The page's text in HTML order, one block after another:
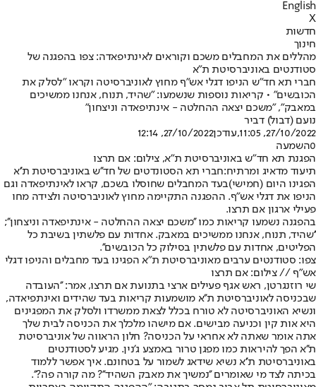
English
X
חדשות
חינוך
מהללים את המחבלים משכם וקוראים לאינתיפאדה: צפו בהפגנה של
סטודנטים באוניברסיטת ת"א
חברי תא חד"ש הניפו דגלי אש"ף מחוץ לאוניברסיטה וקראו "לסלק את
הכובשים" • קריאות נוספות שנשמעו: "שהיד, תנוח, אנחנו ממשיכים
במאבק", "משכם יצאה ההחלטה - אינתיפאדה וניצחון"
נועם (דבול) דביר
27/10/2022, 11:05
,עודכן27/10/2022, 12:14
0השמעה
הפגנת תא חד"ש באוניברסיטת ת"א, צילום: אם תרצו
תיעוד מדאיג ומרתיח:חברי תא הסטונדטים של חד''ש באוניברסיטת ת''א
הפגינו היום (חמישי)בעד המחבלים שחוסלו בשכם, קראו לאינתיפאדה וגם
הניפו את דגלי אש"ף. ההפגנה התקיימה מחוץ לאוניברסיטה ולצידה מחו
פעילי ארגון אם תרצו.
בהפגנה נשמעו קריאות כמו ''משכם יצאה ההחלטה - אינתיפאדה וניצחון'';
''שהיד, תנוח, אנחנו ממשיכים במאבק. אחדות עם פלשתין בשיבת כל
הפליטים, אחדות עם פלשתין בסילוק כל הכובשים''.
צפו: סטודנטים ערבים מאוניברסיטת ת"א הפגינו בעד מחבלים והניפו דגלי
אש"ף // צילום: אם תרצו
שי רוזנגרטן, ראש אגף פעילים ארצי בתנועת אם תרצו, אמר: ''העובדה
שבכניסה לאוניברסיטת ת''א מושמעות קריאות בעד שהידים ואינתפיאדה,
ונשיא האוניברסיטה לא טורח בכלל לצאת ממשרדו ולסלק את המפגינים
היא אות קין וכניעה מבישים. אם מישהו מלכלך את הכניסה לבית שלך
אתה אומר שאתה לא אחראי על הכניסה? חלון הראווה של אוניברסיטת
ת''א הפך להיראות כמו מפגן טרור באמצע ג'נין. מגיע לסטודנטים
באוניברסיטת ת''א נשיא שידאג לשמור על בטחונם. איך אפשר ללמוד
בכיתה לצד מי שאומרים ''נמשיך את מאבק השהיד''? מה קורה פה?''.